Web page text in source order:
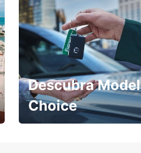
Descubra Model
Choice